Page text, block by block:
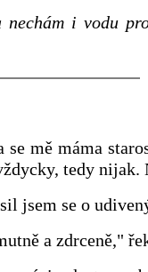
nechám i vodu
se mě máma
tedy nijak.
jsem se o
a zdrceně,"